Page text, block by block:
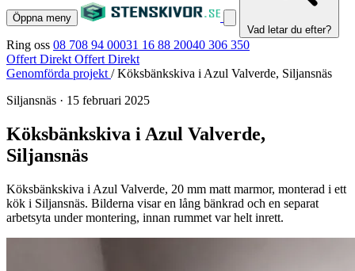
Öppna meny
Vad letar du efter?
Ring oss 08 708 94 00031 16 88 20040 306 350
Offert Direkt Offert Direkt
Genomförda projekt / Köksbänkskiva i Azul Valverde, Siljansnäs
Siljansnäs · 15 februari 2025
Köksbänkskiva i Azul Valverde,
Siljansnäs
Köksbänkskiva i Azul Valverde, 20 mm matt marmor, monterad i ett
kök i Siljansnäs. Bilderna visar en lång bänkrad och en separat
arbetsyta under montering, innan rummet var helt inrett.